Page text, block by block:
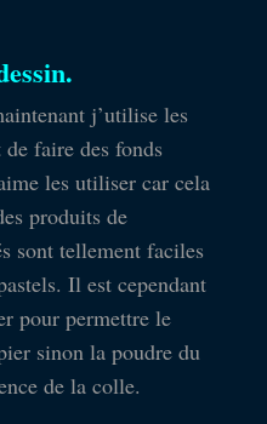
j’utilise les
faire des fonds
les utiliser car cela
produits de
sont tellement faciles
Il est cependant
pour permettre le
sinon la poudre du
de la colle.